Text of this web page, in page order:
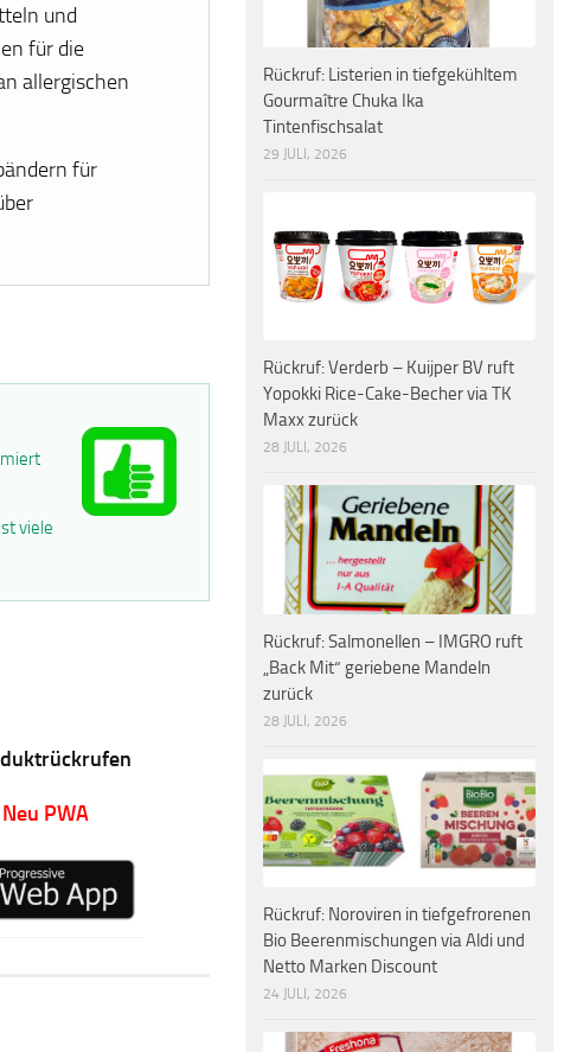
und
für die
allergischen
für
viele
Neu PWA
Rückruf: Listerien in tiefgekühltem
Gourmaître Chuka Ika
Tintenfischsalat
29 JULI, 2026
Rückruf: Verderb – Kuijper BV ruft
Yopokki Rice-Cake-Becher via TK
Maxx zurück
28 JULI, 2026
Rückruf: Salmonellen – IMGRO ruft
„Back Mit“ geriebene Mandeln
zurück
28 JULI, 2026
Rückruf: Noroviren in tiefgefrorenen
Bio Beerenmischungen via Aldi und
Netto Marken Discount
24 JULI, 2026